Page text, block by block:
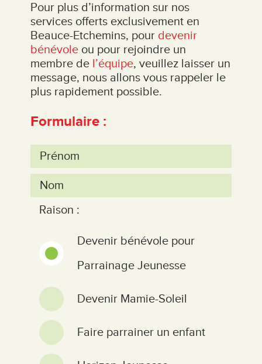
Pour plus d’information sur nos
services offerts exclusivement en
Beauce-Etchemins, pour devenir
bénévole ou pour rejoindre un
membre de l’équipe, veuillez laisser un
message, nous allons vous rappeler le
plus rapidement possible.
Formulaire :
Raison :
Devenir bénévole pour
Parrainage Jeunesse
Devenir Mamie-Soleil
Faire parrainer un enfant